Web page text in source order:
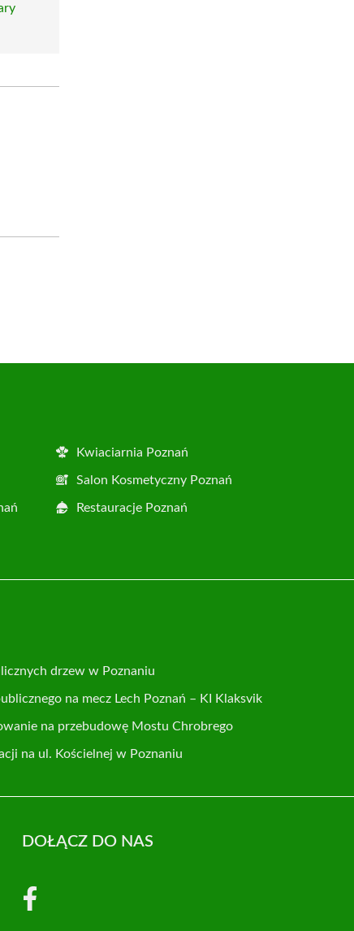
Kwiaciarnia Poznań
Salon Kosmetyczny Poznań
Restauracje Poznań
drzew w Poznaniu
na mecz Lech Poznań – KI Klaksvik
na przebudowę Mostu Chrobrego
na ul. Kościelnej w Poznaniu
DOŁĄCZ DO NAS